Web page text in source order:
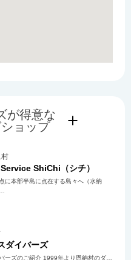
が得意な
ョップ
ShiChi（シチ）
に本部半島に点在する島々へ（水納
ダイバーズ
ーズのご紹介 1999年より恩納村のダ…